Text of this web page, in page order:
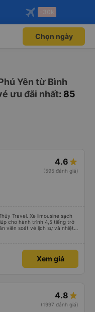
Mở app
bay qua
Mở app
-30k
Chọn ngày
Yên từ Bình
ưu đãi nhất: 85
4.6
(595 đánh giá)
Travel. Xe limousine sạch
cho hành trình 4,5 tiếng trở
viên soát vé lịch sự và nhiệt
đều được tổ chức tốt. Các
rối. Tôi rất hài lòng với công
một lần nữa. Rất đáng giới
Xem giá
4.8
(1997 đánh giá)